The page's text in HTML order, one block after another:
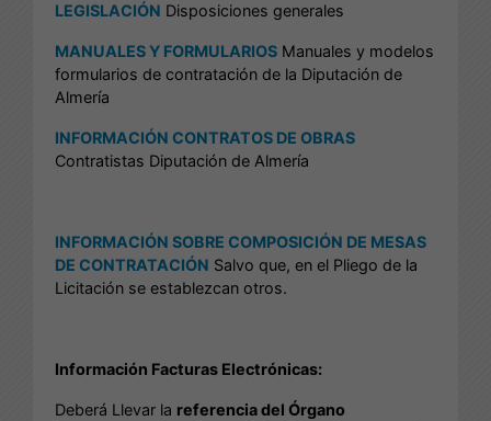
LEGISLACIÓN Disposiciones generales
MANUALES Y FORMULARIOS Manuales y modelos
formularios de contratación de la Diputación de
Almería
INFORMACIÓN CONTRATOS DE OBRAS
Contratistas Diputación de Almería
INFORMACIÓN SOBRE COMPOSICIÓN DE MESAS
DE CONTRATACIÓN Salvo que, en el Pliego de la
Licitación se establezcan otros.
Información Facturas Electrónicas:
Deberá Llevar la referencia del Órgano